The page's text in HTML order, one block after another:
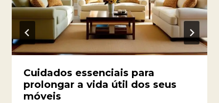
Cuidados essenciais para
prolongar a vida útil dos seus
móveis